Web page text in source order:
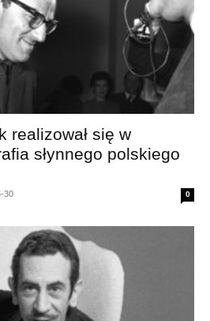
realizował się w
słynnego polskiego
30 0